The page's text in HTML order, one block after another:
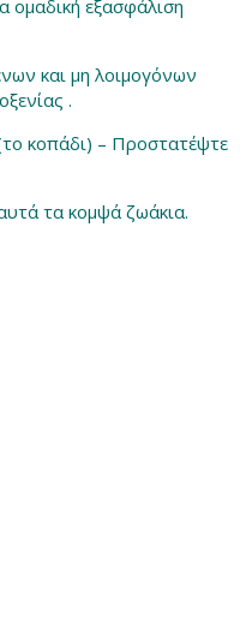
εξασφάλιση
και μη λοιμογόνων
.
κοπάδι) – Προστατέψτε
τα κομψά ζωάκια.